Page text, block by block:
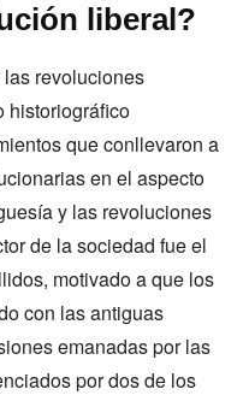
liberal?
revoluciones
historiográfico
que conllevaron a
en el aspecto
y las revoluciones
de la sociedad fue el
motivado a que los
con las antiguas
emanadas por las
por dos de los